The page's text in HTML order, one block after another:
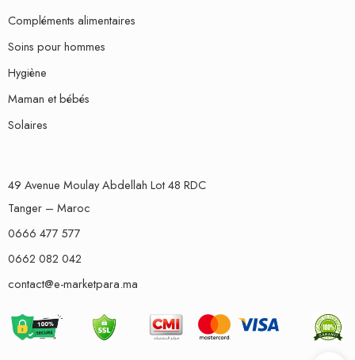
Compléments alimentaires
Soins pour hommes
Hygiène
Maman et bébés
Solaires
49 Avenue Moulay Abdellah Lot 48 RDC
Tanger – Maroc
0666 477 577
0662 082 042
contact@e-marketpara.ma